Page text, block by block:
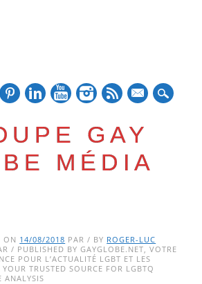
GAY
MÉDIA
ON 14/08/2018 PAR / BY ROGER-LUC
/ PUBLISHED BY GAYGLOBE.NET, VOTRE
POUR L’ACTUALITÉ LGBT ET LES
TRUSTED SOURCE FOR LGBTQ
ANALYSIS